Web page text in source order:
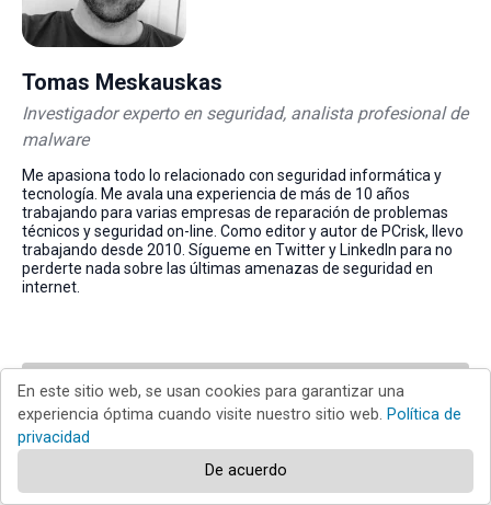
Tomas Meskauskas
Investigador experto en seguridad, analista profesional de
malware
Me apasiona todo lo relacionado con seguridad informática y
tecnología. Me avala una experiencia de más de 10 años
trabajando para varias empresas de reparación de problemas
técnicos y seguridad on-line. Como editor y autor de PCrisk, llevo
trabajando desde 2010. Sígueme en Twitter y LinkedIn para no
perderte nada sobre las últimas amenazas de seguridad en
internet.
▼ Mostrar discusión
En este sitio web, se usan cookies para garantizar una
experiencia óptima cuando visite nuestro sitio web. Política de
privacidad
De acuerdo